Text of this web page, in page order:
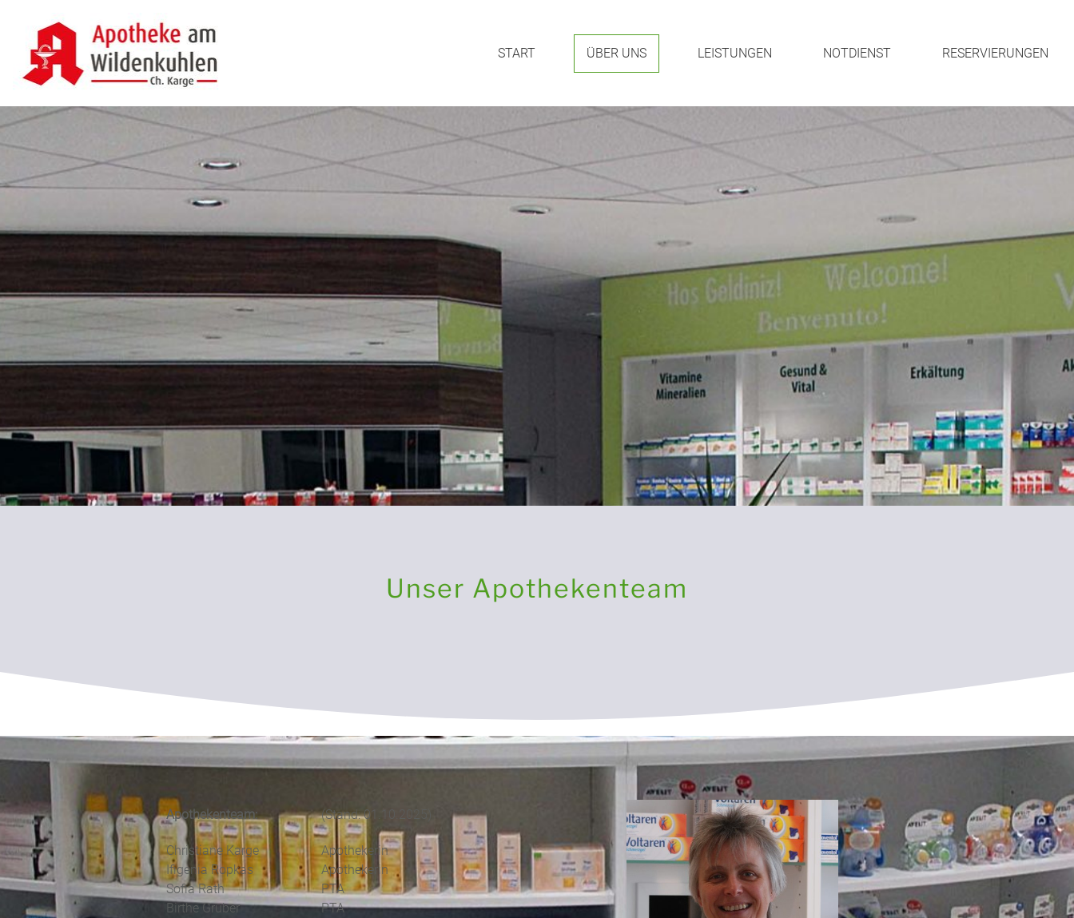
START ÜBER UNS LEISTUNGEN NOTDIENST RESERVIERUNGEN
Unser Apothekenteam
Apothekenteam:
Christiane Karge
Ifigenia Ropkas
Sofia Rath
Birthe Grüber
(Stand: 01.10.2025)
Apothekerin
Apothekerin
PTA
PTA